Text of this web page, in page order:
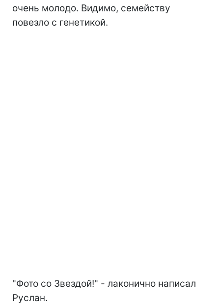
очень молодо. Видимо, семейству
повезло с генетикой.
"Фото со Звездой!" - лаконично написал
Руслан.